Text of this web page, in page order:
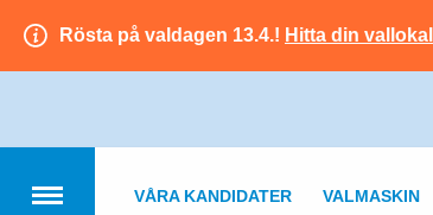
Rösta på valdagen 13.4.! Hitta din vallokal
VÅRA KANDIDATER VALMASKIN